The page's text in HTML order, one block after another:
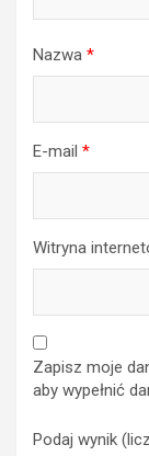
Nazwa *
E-mail *
Witryna
Zapisz moje
aby wypełnić
Podaj wynik